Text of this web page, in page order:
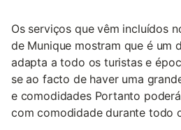
Os serviços que vêm incluídos
de Munique mostram que é um
adapta a todo os turistas e
se ao facto de haver uma
e comodidades Portanto
com comodidade durante todo